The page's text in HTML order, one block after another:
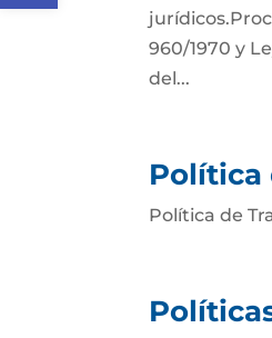
960/1970 y
del...
Política
Política de